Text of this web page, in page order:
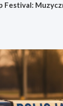
Festival: